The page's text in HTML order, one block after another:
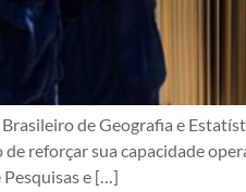
de Geografia e
reforçar sua capacidade
Pesquisas e […]